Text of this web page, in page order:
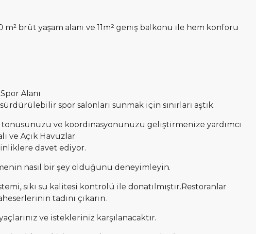
brüt yaşam alanı ve 11m² geniş balkonu ile hem konforu
Alanı
spor salonları sunmak için sınırları aştık.
tonusunuzu ve koordinasyonunuzu geliştirmenize yardımcı
ve Açık Havuzlar
davet ediyor.
nasıl bir şey olduğunu deneyimleyin.
sıkı su kalitesi kontrolü ile donatılmıştır.Restoranlar
tadını çıkarın.
ve istekleriniz karşılanacaktır.